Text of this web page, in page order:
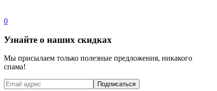
0
Узнайте о наших скидках
Мы присылаем только полезные предложения, никакого
спама!
Подписаться